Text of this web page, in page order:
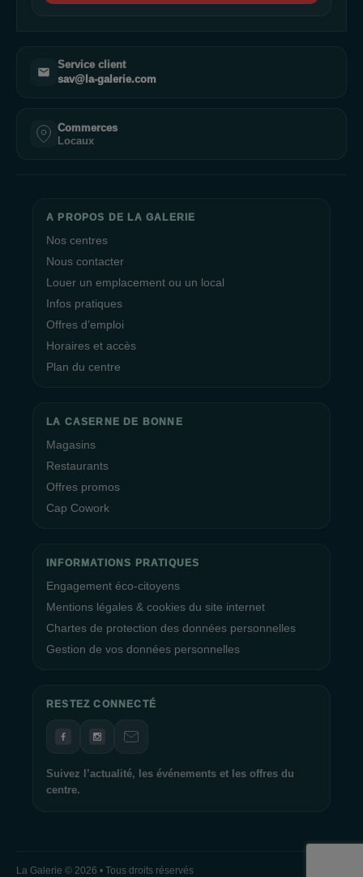
Service client
sav@la-galerie.com
Commerces
Locaux
A PROPOS DE LA GALERIE
Nos centres
Nous contacter
Louer un emplacement ou un local
Infos pratiques
Offres d’emploi
Horaires et accès
Plan du centre
LA CASERNE DE BONNE
Magasins
Restaurants
Offres promos
Cap Cowork
INFORMATIONS PRATIQUES
Engagement éco-citoyens
Mentions légales & cookies du site internet
Chartes de protection des données personnelles
Gestion de vos données personnelles
RESTEZ CONNECTÉ
Suivez l’actualité, les événements et les offres du
centre.
La Galerie © 2026 • Tous droits réservés